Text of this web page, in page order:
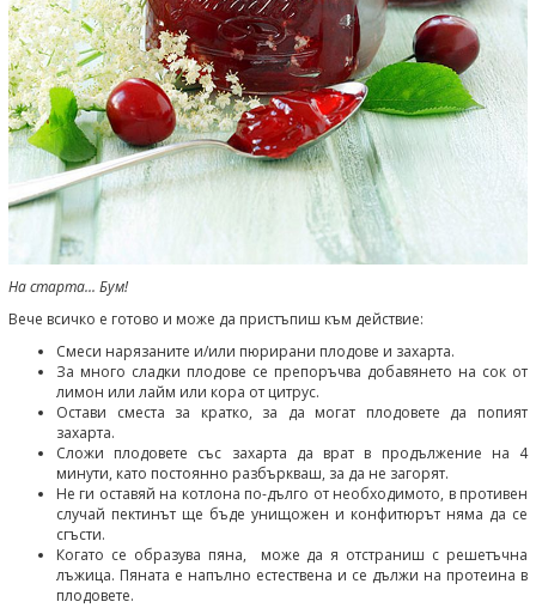
На старта... Бум!
Вече всичко е готово и може да пристъпиш към действие:
Смеси нарязаните и/или пюрирани плодове и захарта.
За много сладки плодове се препоръчва добавянето на сок от
лимон или лайм или кора от цитрус.
Остави сместа за кратко, за да могат плодовете да попият
захарта.
Сложи плодовете със захарта да врат в продължение на 4
минути, като постоянно разбъркваш, за да не загорят.
Не ги оставяй на котлона по-дълго от необходимото, в противен
случай пектинът ще бъде унищожен и конфитюрът няма да се
сгъсти.
Когато се образува пяна, може да я отстраниш с решетъчна
лъжица. Пяната е напълно естествена и се дължи на протеина в
плодовете.